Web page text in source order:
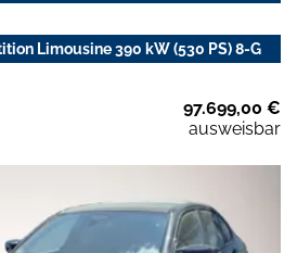
Limousine 390 kW (530 PS) 8-G
97.699,00 €
ausweisbar